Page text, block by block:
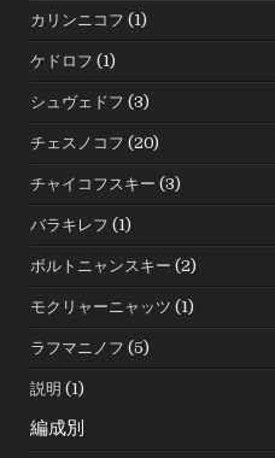
カリンニコフ (1)
ケドロフ (1)
シュヴェドフ (3)
チェスノコフ (20)
チャイコフスキー (3)
バラキレフ (1)
ボルトニャンスキー (2)
モクリャーニャッツ (1)
ラフマニノフ (5)
説明 (1)
編成別